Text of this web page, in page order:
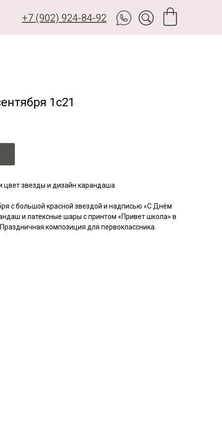
+7 (902) 924-84-92
1с21
цвет звезды и дизайн карандаша
с большой красной звездой и надписью «С Днём
и латексные шары с принтом «Привет школа» в
композиция для первоклассника.